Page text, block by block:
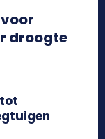
droogte